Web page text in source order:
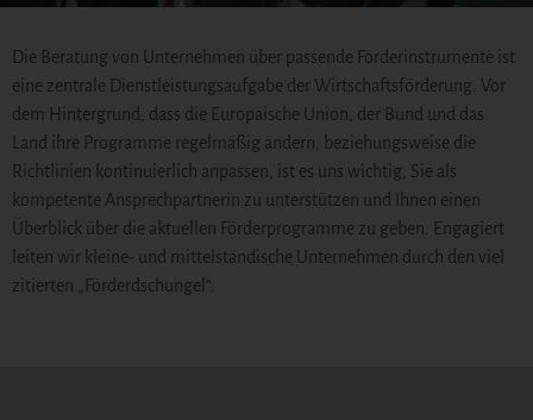
Die Beratung von Unternehmen über passende Förderinstrumente ist
eine zentrale Dienstleistungsaufgabe der Wirtschaftsförderung. Vor
dem Hintergrund, dass die Europäische Union, der Bund und das
Land ihre Programme regelmäßig ändern, beziehungsweise die
Richtlinien kontinuierlich anpassen, ist es uns wichtig, Sie als
kompetente Ansprechpartnerin zu unterstützen und Ihnen einen
Überblick über die aktuellen Förderprogramme zu geben. Engagiert
leiten wir kleine- und mittelständische Unternehmen durch den viel
zitierten „Förderdschungel“.